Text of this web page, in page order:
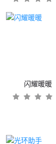
闪耀暖暖